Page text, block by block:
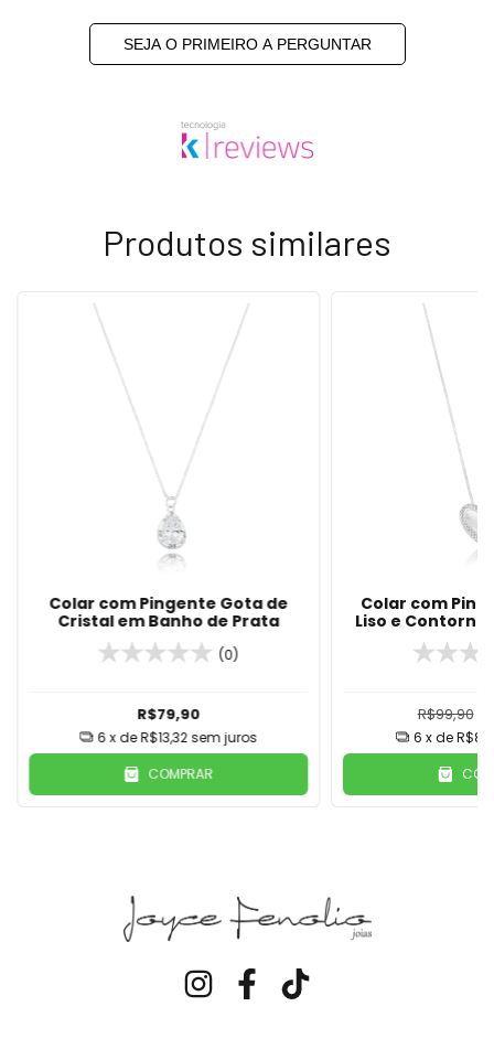
SEJA O PRIMEIRO A PERGUNTAR
Produtos similares
Colar com Pingente Gota de
Cristal em Banho de Prata
(0)
R$79,90
6x deR$13,32 sem juros
COMPRAR
Colar com
Liso e
Banho
R$99,90
6 x de